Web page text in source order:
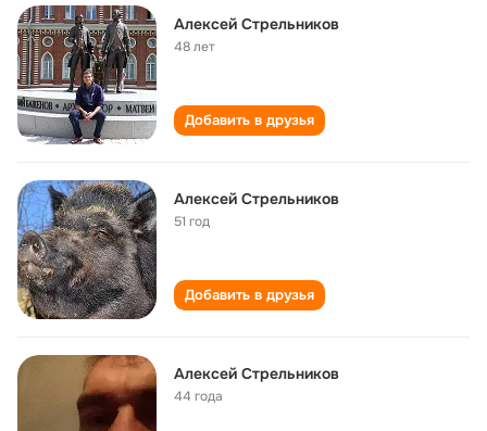
Алексей Стрельников
48 лет
Добавить в друзья
Алексей Стрельников
51 год
Добавить в друзья
Алексей Стрельников
44 года